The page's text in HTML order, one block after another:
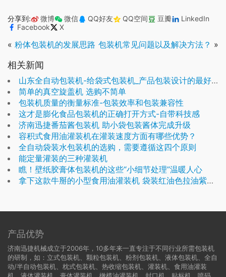
分享到: 微博 微信 QQ好友 QQ空间 豆瓣
LinkedIn
Facebook
X
« 粉体包装机的发展思路 包装机常见问题以及解决方法？ »
相关新闻
山东全自动包装机-给袋式包装机_产品包装设计的最好的选择
简单的真空旋盖机 选购不简单
包装机质量的衡量标准-包装效率和包装兼容性
这才是膨化食品包装机的正确打开方式-自带科技感
济南迅捷番茄酱包装机 助小袋包装酱体完成升级
容积式食用油灌装机在灌装速度方面有哪些优势？
全自动袋装水包装机的选购，需要遵循这四个原则
能定量灌装的三种灌装机
瞧！壁纸胶膏体包装机的这些“小细节处理”温暖人心
拿下这款牛掰的小型食用油灌装机 袋装红油色拉油紫苏油都可装
产品优势
济南迅捷机械成立于2006年，10多年来一直专注于不同行业所需包装机
的研制，如：立式包装机、颗粒包装机、粉剂包装机、液体包装机、全自
动/半自动包装机、枕式包装机、热收缩包装机、灌装机、食用油灌装